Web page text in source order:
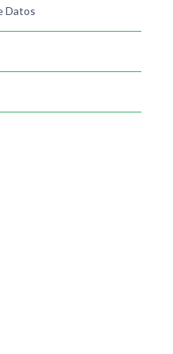
Datos